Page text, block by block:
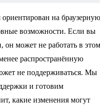
на браузерную
возможности. Если вы
он может не работать в этом
распространённую
не поддерживаться. Мы
и готовим
какие изменения могут